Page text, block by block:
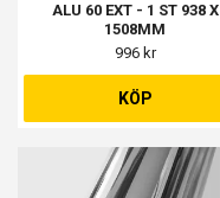
ALU 60 EXT - 1 ST 938 X
1508MM
996 kr
KÖP